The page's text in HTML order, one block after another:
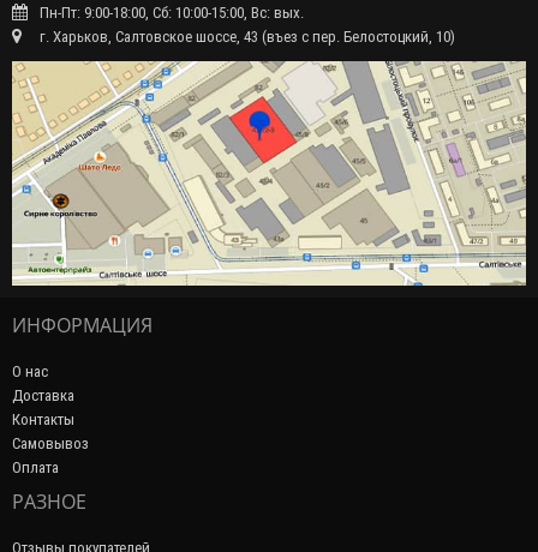
Пн-Пт: 9:00-18:00, Сб: 10:00-15:00, Вс: вых.
г. Харьков, Салтовское шоссе, 43 (въез с пер. Белостоцкий, 10)
ИНФОРМАЦИЯ
О нас
Доставка
Контакты
Самовывоз
Оплата
РАЗНОЕ
Отзывы покупателей